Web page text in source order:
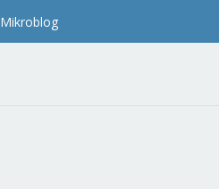
Mikroblog